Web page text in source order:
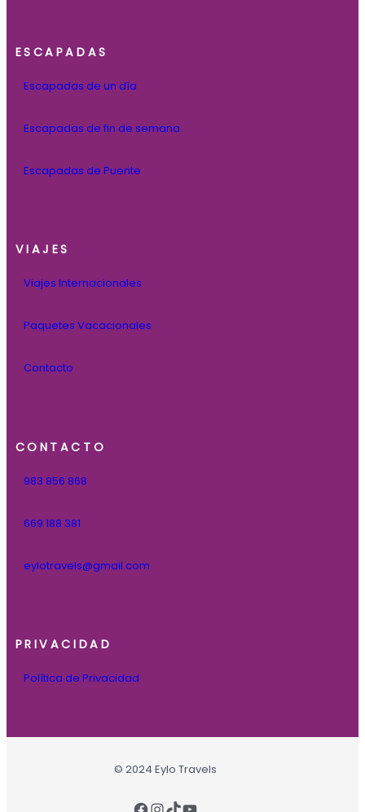
ESCAPADAS
Escapadas de un día
Escapadas de fin de semana
Escapadas de Puente
VIAJES
Viajes Internacionales
Paquetes Vacacionales
Contacto
CONTACTO
983 856 868
669 188 381
eylotravels@gmail.com
PRIVACIDAD
Política de Privacidad
© 2024 Eylo Travels